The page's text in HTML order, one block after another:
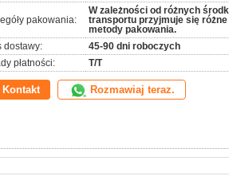
pakowania:
W zależności od różnych
transportu przyjmuje się różne
metody pakowania.
dostawy:
45-90 dni roboczych
płatności:
T/T
Kontakt Rozmawiaj teraz.